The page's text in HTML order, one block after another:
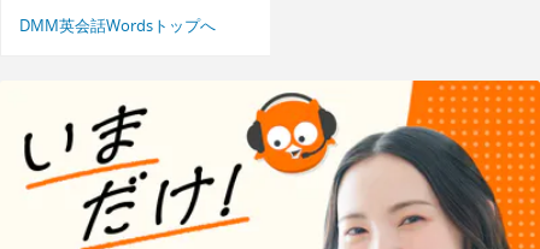
DMM英会話Wordsトップへ